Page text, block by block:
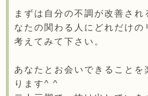
まずは自分の不調が改善さ
なたの関わる人にどれだけの
考えてみて下さい。
あなたとお会いできることを
ります^ ^